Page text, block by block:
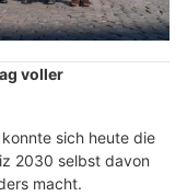
voller
sich heute die
2030 selbst davon
macht.